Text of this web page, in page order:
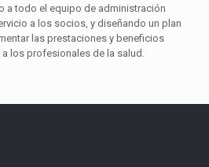
a todo el equipo de administración
a los socios, y diseñando un plan
las prestaciones y beneficios
los profesionales de la salud.